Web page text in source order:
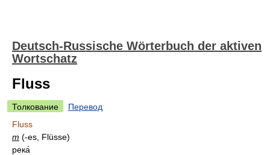
Deutsch-Russische Wörterbuch der aktiven
Wortschatz
Fluss
Толкование
Перевод
Fluss
m (-es, Flüsse)
река́